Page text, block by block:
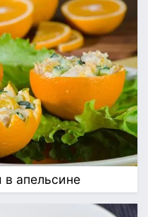
в апельсине